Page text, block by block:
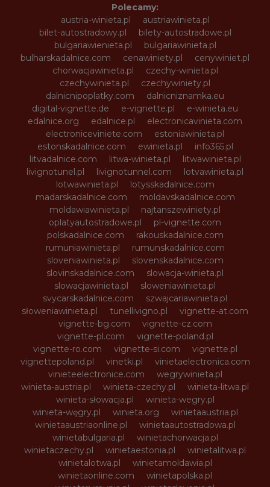
Polecamy:
austria-winieta.pl
austriawinieta.pl
bilet-autostradowy.pl
bilety-autostradowe.pl
bulgariawienieta.pl
bulgariawinieta.pl
bulharskadalnice.com
cenawiniety.pl
cenywiniet.pl
chorwacjawinieta.pl
czechy-winieta.pl
czechywinieta.pl
czechywiniety.pl
dalnicnipoplatky.com
dalnicniznamka.eu
digital-vignette.de
e-vignette.pl
e-winieta.eu
edalnice.org
edalnice.pl
electronicavinieta.com
electroniceviniete.com
estoniawinieta.pl
estonskadalnice.com
ewinieta.pl
info365.pl
litvadalnice.com
litwa-winieta.pl
litwawinieta.pl
livignotunel.pl
livignotunnel.com
lotvawinieta.pl
lotwawinieta.pl
lotysskadalnice.com
madarskadalnice.com
moldavskadalnice.com
moldawiawinieta.pl
najtanszewiniety.pl
oplatyautostradowe.pl
pl-vignette.com
polskadalnice.com
rakouskadalnice.com
rumuniawinieta.pl
rumunskadalnice.com
sloveniawinieta.pl
slovenskadalnice.com
slovinskadalnice.com
slowacja-winieta.pl
slowacjawinieta.pl
sloweniawinieta.pl
svycarskadalnice.com
szwajcariawinieta.pl
słoweniawinieta.pl
tunellivigno.pl
vignette-at.com
vignette-bg.com
vignette-cz.com
vignette-pl.com
vignette-poland.pl
vignette-ro.com
vignette-si.com
vignette.pl
vignettepoland.pl
vinetki.pl
vinietaelectronica.com
vinieteelectronice.com
wegrywinieta.pl
winieta-austria.pl
winieta-czechy.pl
winieta-litwa.pl
winieta-słowacja.pl
winieta-wegry.pl
winieta-węgry.pl
winieta.org
winietaaustria.pl
winietaaustriaonline.pl
winietaautostradowa.pl
winietabulgaria.pl
winietachorwacja.pl
winietaczechy.pl
winietaestonia.pl
winietalitwa.pl
winietalotwa.pl
winietamoldawia.pl
winietaonline.com
winietapolska.pl